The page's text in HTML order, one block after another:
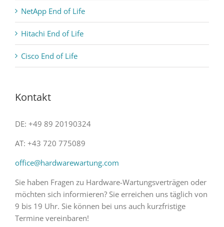
NetApp End of Life
Hitachi End of Life
Cisco End of Life
Kontakt
DE: +49 89 20190324
AT: +43 720 775089
office@hardwarewartung.com
Sie haben Fragen zu Hardware-Wartungsverträgen oder
möchten sich informieren? Sie erreichen uns täglich von
9 bis 19 Uhr. Sie können bei uns auch kurzfristige
Termine vereinbaren!